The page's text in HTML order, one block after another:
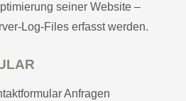
seiner Website –
Log-Files erfasst werden.
Anfragen